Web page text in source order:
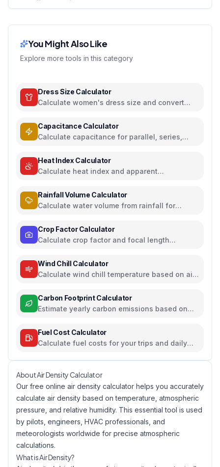
You Might Also Like
Explore more tools in this category
Dress Size Calculator
Calculate women's dress size and convert
Capacitance Calculator
Calculate capacitance for parallel, series,
Heat Index Calculator
Calculate heat index and apparent
Rainfall Volume Calculator
Calculate water volume from rainfall for
Crop Factor Calculator
Calculate crop factor and focal length
Wind Chill Calculator
Calculate wind chill temperature based on air
Carbon Footprint Calculator
Estimate yearly carbon emissions based on
Fuel Cost Calculator
Calculate fuel costs for your trips and daily
About Air Density Calculator
Our free online air density calculator helps you accurately
calculate air density based on temperature, atmospheric
pressure, and relative humidity. This essential tool is used
by pilots, engineers, HVAC professionals, and
meteorologists worldwide for precise atmospheric
calculations.
What is Air Density?